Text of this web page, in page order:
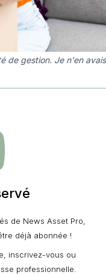
de gestion. Je n'en
de News Asset Pro,
déjà abonnée !
inscrivez-vous ou
professionnelle.